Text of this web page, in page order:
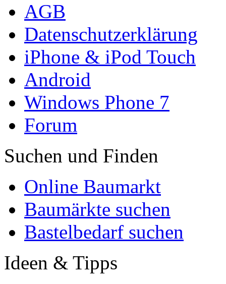
AGB
Datenschutzerklärung
iPhone & iPod Touch
Android
Windows Phone 7
Forum
Suchen und Finden
Online Baumarkt
Baumärkte suchen
Bastelbedarf suchen
Ideen & Tipps